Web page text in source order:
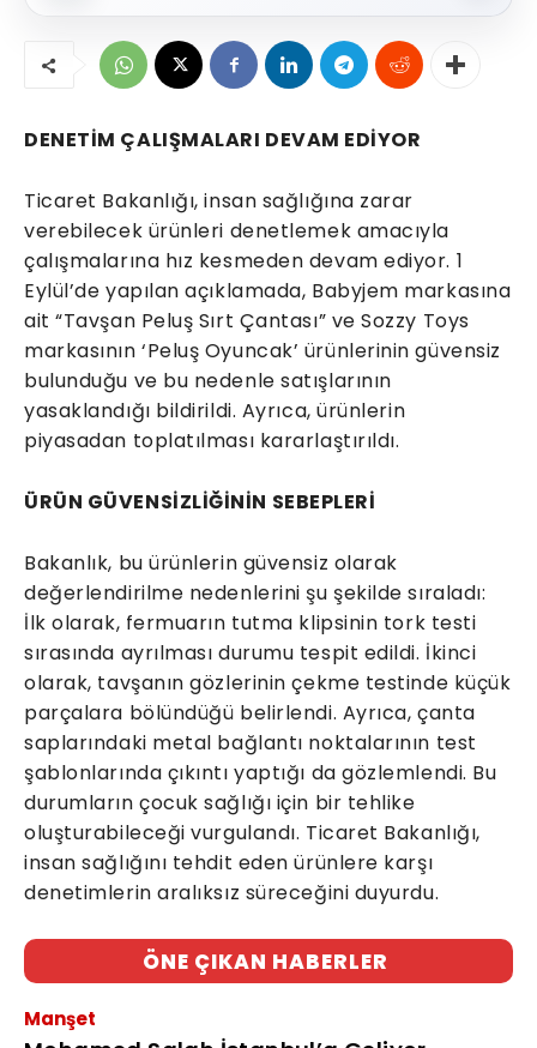
DENETİM ÇALIŞMALARI DEVAM EDİYOR
Ticaret Bakanlığı, insan sağlığına zarar
verebilecek ürünleri denetlemek amacıyla
çalışmalarına hız kesmeden devam ediyor. 1
Eylül’de yapılan açıklamada, Babyjem markasına
ait “Tavşan Peluş Sırt Çantası” ve Sozzy Toys
markasının ‘Peluş Oyuncak’ ürünlerinin güvensiz
bulunduğu ve bu nedenle satışlarının
yasaklandığı bildirildi. Ayrıca, ürünlerin
piyasadan toplatılması kararlaştırıldı.
ÜRÜN GÜVENSİZLİĞİNİN SEBEPLERİ
Bakanlık, bu ürünlerin güvensiz olarak
değerlendirilme nedenlerini şu şekilde sıraladı:
İlk olarak, fermuarın tutma klipsinin tork testi
sırasında ayrılması durumu tespit edildi. İkinci
olarak, tavşanın gözlerinin çekme testinde küçük
parçalara bölündüğü belirlendi. Ayrıca, çanta
saplarındaki metal bağlantı noktalarının test
şablonlarında çıkıntı yaptığı da gözlemlendi. Bu
durumların çocuk sağlığı için bir tehlike
oluşturabileceği vurgulandı. Ticaret Bakanlığı,
insan sağlığını tehdit eden ürünlere karşı
denetimlerin aralıksız süreceğini duyurdu.
ÖNE ÇIKAN HABERLER
Manşet